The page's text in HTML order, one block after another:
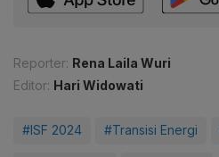
Reporter: Rena Laila Wuri
Editor: Hari Widowati
#ISF 2024 #Transisi Energi